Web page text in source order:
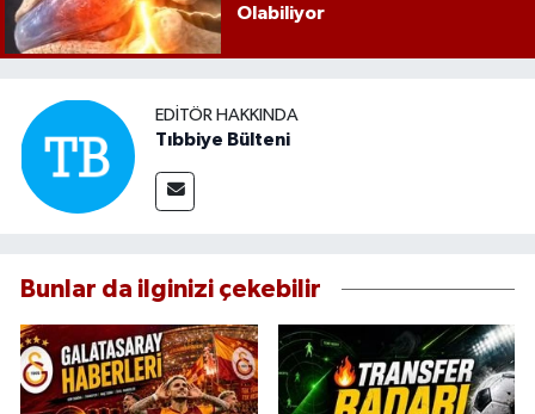
Olabiliyor
EDITÖR HAKKINDA
Tıbbiye Bülteni
Bunlar da ilginizi çekebilir